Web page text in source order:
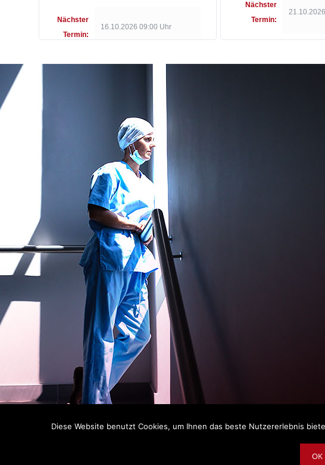
Nächster
Termin:
16.10.2026 09:00 Uhr
Nächster
Termin:
Copyright ©
Diese Website benutzt Cookies, um Ihnen das beste Nutzererlebnis
OK